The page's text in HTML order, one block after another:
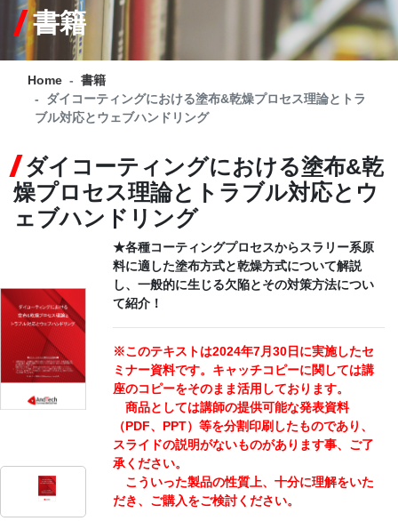
SERVICE
COMPANY
Q&A
SITE MAP
CONTACT
書籍
Home
書籍
ダイコーティングにおける塗布&乾燥プロセス理論とトラ
ブル対応とウェブハンドリング
ダイコーティングにおける塗布&乾
燥プロセス理論とトラブル対応とウ
ェブハンドリング
★各種コーティングプロセスからスラリー系原
料に適した塗布方式と乾燥方式について解説
し、一般的に生じる欠陥とその対策方法につい
て紹介！
※このテキストは2024年7月30日に実施したセ
ミナー資料です。キャッチコピーに関しては講
座のコピーをそのまま活用しております。
商品としては講師の提供可能な発表資料
（PDF、PPT）等を分割印刷したものであり、
スライドの説明がないものがあります事、ご了
承ください。
こういった製品の性質上、十分に理解をいた
だき、ご購入をご検討ください。